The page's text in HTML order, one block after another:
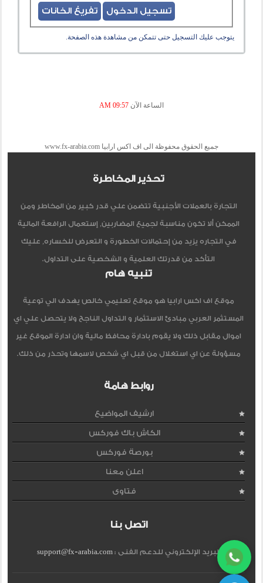
يتوجب عليك التسجيل حتى تتمكن من مشاهدة هذه الصفحة.
الساعة الآن 09:57 AM
جميع الحقوق محفوظة الى اف اكس ارابيا www.fx-arabia.com
تحذير المخاطرة
التجارة بالعملات الأجنبية تتضمن علي قدر كبير من المخاطر ومن
الممكن ألا تكون مناسبة لجميع المضاربين, إستعمال الرافعة المالية
في التجاره يزيد من إحتمالات الخطورة و التعرض للخساره, عليك
التأكد من قدرتك العلمية و الشخصية على التداول.
تنبيه هام
موقع اف اكس ارابيا هو موقع تعليمي خالص يهدف الي توعية
المستثمر العربي مبادئ الاستثمار و التداول الناجح ولا يتحصل علي اي
اموال مقابل ذلك ولا يقوم بادارة محافظ مالية وان ادارة الموقع غير
مسؤولة عن اي استغلال من قبل اي شخص لاسمها وتحذر من ذلك.
روابط هامة
ارشيف المواضيع
الكاش باك فوركس
بورصة فوركس
اعلن معنا
فتاوى
اتصل بنا
البريد الإلكتروني للدعم الفنى :support@fx-arabia.com